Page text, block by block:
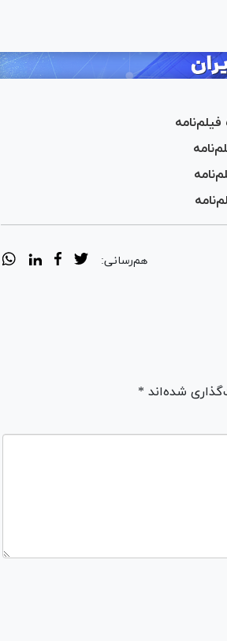
هم‌رسانی:
شده‌اند *